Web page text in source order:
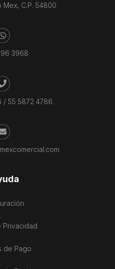
Mex, C.P. 54800
3968
/ 55 5872 4786
Privacidad
de Pago